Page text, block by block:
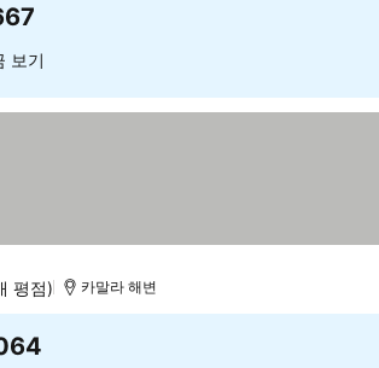
보기
평점) 카말라 해변